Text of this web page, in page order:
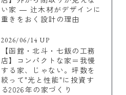
い家 ― 辻木材がデザインに
重きをおく設計の理由
2026/06/14 UP
【函館・北斗・七飯の工務
店】コンパクトな家＝我慢
する家、じゃない。坪数を
絞って"光と性能"に投資す
る2026年の家づくり